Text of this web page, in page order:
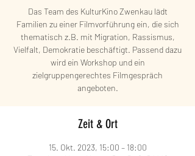
Das Team des KulturKino Zwenkau lädt
Familien zu einer Filmvorführung ein, die sich
thematisch z.B. mit Migration, Rassismus,
Vielfalt, Demokratie beschäftigt. Passend dazu
wird ein Workshop und ein
zielgruppengerechtes Filmgespräch
angeboten.
Zeit & Ort
15. Okt. 2023, 15:00 – 18:00